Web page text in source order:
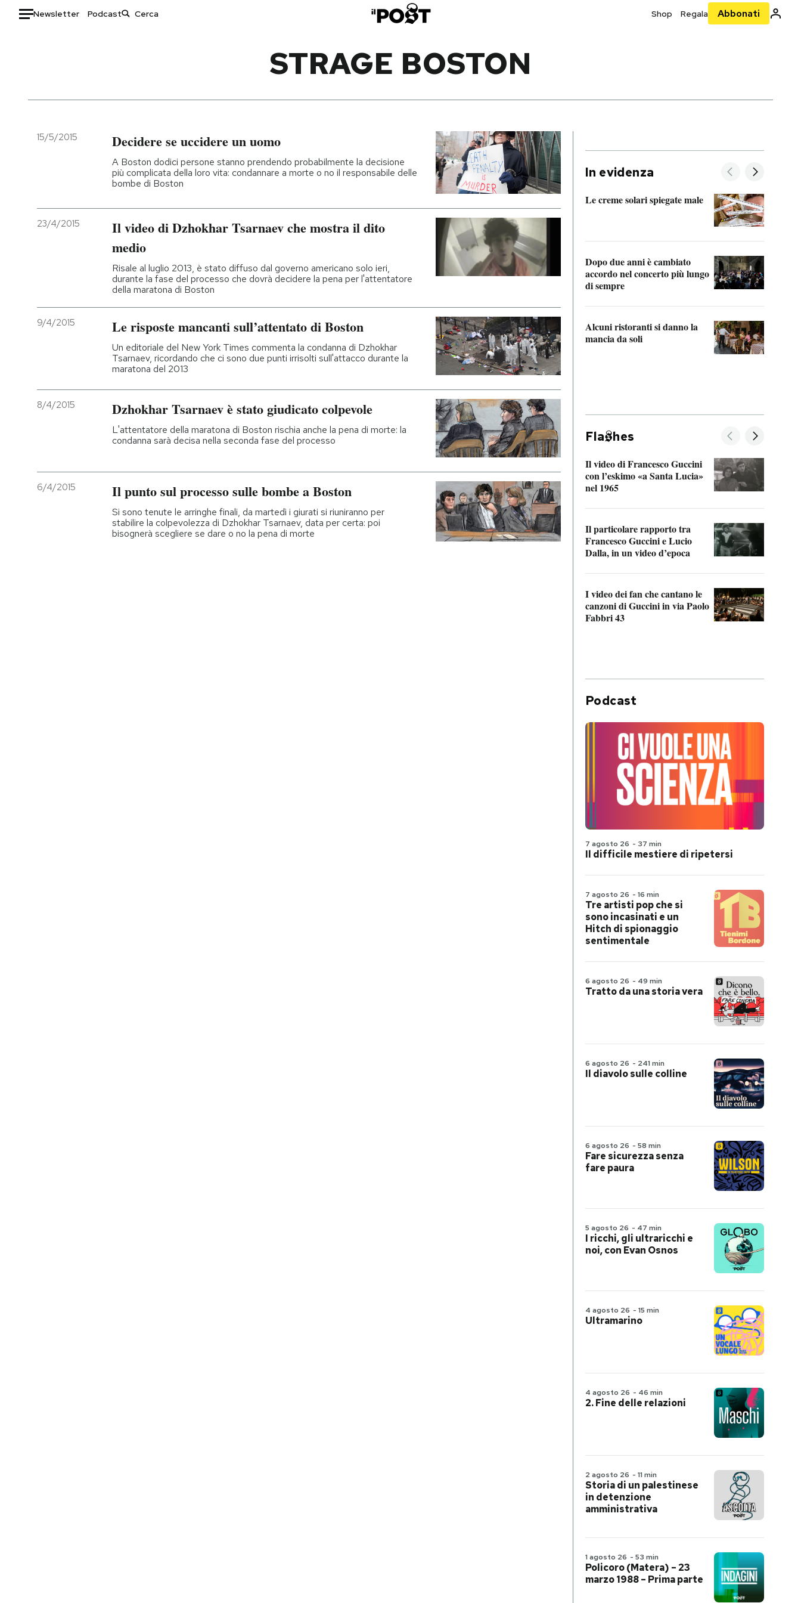
Newsletter Podcast Shop Regala Abbonati
Italia
Politica
Economia
Moda
Ok Boomer!
Media
NEWSLETTER
I MIEI PREFERITI
SHOP
AREA PERSONALE
STRAGE BOSTON
15/5/2015 Decidere se uccidere un uomo
A Boston dodici persone stanno prendendo probabilmente la decisione
più complicata della loro vita: condannare a morte o no il responsabile delle
bombe di Boston
23/4/2015
Il video di Dzhokhar Tsarnaev che mostra il dito
medio
Risale al luglio 2013, è stato diffuso dal governo americano solo ieri,
durante la fase del processo che dovrà decidere la pena per l'attentatore
della maratona di Boston
9/4/2015 Le risposte mancanti sull’attentato di Boston
Un editoriale del New York Times commenta la condanna di Dzhokhar
Tsarnaev, ricordando che ci sono due punti irrisolti sull'attacco durante la
maratona del 2013
8/4/2015 Dzhokhar Tsarnaev è stato giudicato colpevole
L'attentatore della maratona di Boston rischia anche la pena di morte: la
condanna sarà decisa nella seconda fase del processo
6/4/2015 Il punto sul processo sulle bombe a Boston
Si sono tenute le arringhe finali, da martedì i giurati si riuniranno per
stabilire la colpevolezza di Dzhokhar Tsarnaev, data per certa: poi
bisognerà scegliere se dare o no la pena di morte
In evidenza
Le creme solari spiegate male
Dopo due anni è cambiato
accordo nel concerto più lungo
di sempre
Alcuni ristoranti si danno la
mancia da soli
Fla hes
Il video di Francesco Guccini
con l’eskimo «a Santa Lucia»
nel 1965
Il particolare rapporto tra
Francesco Guccini e Lucio
Dalla, in un video d’epoca
I video dei fan che cantano le
canzoni di Guccini in via Paolo
Fabbri 43
Podcast
7 agosto 26 - 37 min
Il difficile mestiere di ripetersi
7 agosto 26 - 16 min
Tre artisti pop che si
sono incasinati e un
Hitch di spionaggio
sentimentale
6 agosto 26 - 49 min
Tratto da una storia vera
6 agosto 26 - 241 min
Il diavolo sulle colline
6 agosto 26 - 58 min
Fare sicurezza senza
fare paura
5 agosto 26 - 47 min
I ricchi, gli ultraricchi e
noi, con Evan Osnos
4 agosto 26 - 15 min
Ultramarino
4 agosto 26 - 46 min
2. Fine delle relazioni
2 agosto 26 - 11 min
Storia di un palestinese
in detenzione
amministrativa
1 agosto 26 - 53 min
Policoro (Matera) – 23
marzo 1988 – Prima parte